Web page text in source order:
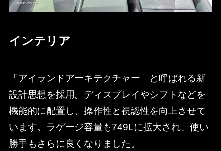
インテリア
「アイランドアーキテクチャー」と呼ばれる新
設計思想を採用。ディスプレイやシフトなどを
機能的に配置し、操作性と視認性を向上させて
います。ラゲージ容量も749Lに拡大され、使い
勝手もさらに良くなりました。